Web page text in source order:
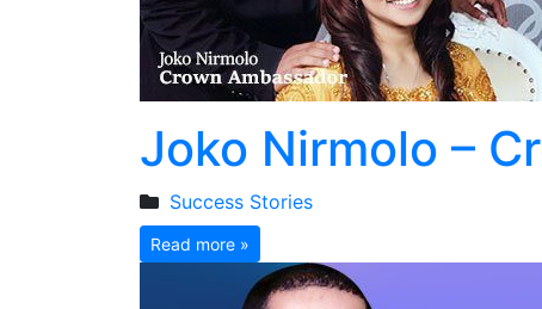
Joko Nirmolo –
Success Stories
Read more »